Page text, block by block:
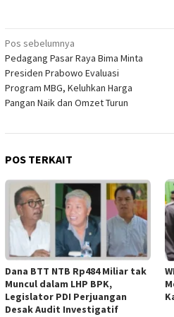
Navigasi
pos
Pos sebelumnya
Pedagang Pasar Raya Bima Minta
Presiden Prabowo Evaluasi
Program MBG, Keluhkan Harga
Pangan Naik dan Omzet Turun
POS TERKAIT
Dana BTT NTB Rp484 Miliar tak
Muncul dalam LHP BPK,
Legislator PDI Perjuangan
Desak Audit Investigatif